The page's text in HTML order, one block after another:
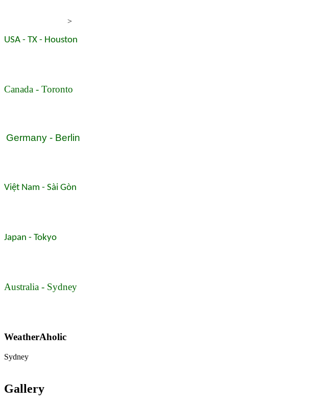
>
USA - TX - Houston
Canada - Toronto
Germany - Berlin
Việt Nam - Sài Gòn
Japan - Tokyo
Australia - Sydney
WeatherAholic
Sydney
Gallery